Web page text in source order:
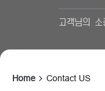
고객님의
Home Contact US